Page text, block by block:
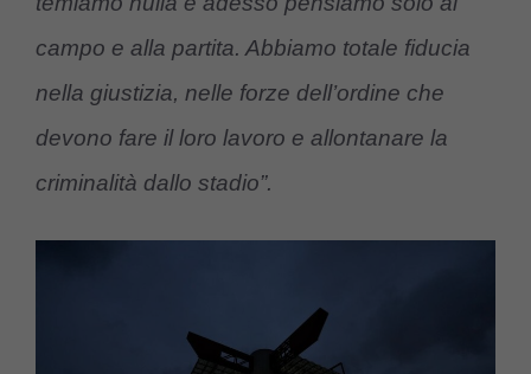
campo e alla partita. Abbiamo totale fiducia
nella giustizia, nelle forze dell’ordine che
devono fare il loro lavoro e allontanare la
criminalità dallo stadio”.